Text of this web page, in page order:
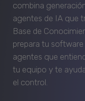
combina
agentes de IA que
Base de
prepara tu
agentes que
tu equipo y te
el control.